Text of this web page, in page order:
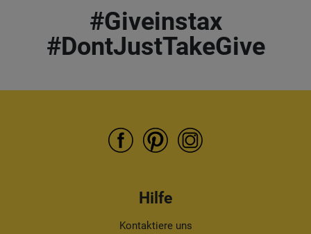
#Giveinstax
#DontJustTakeGive
Hilfe
Kontaktiere uns